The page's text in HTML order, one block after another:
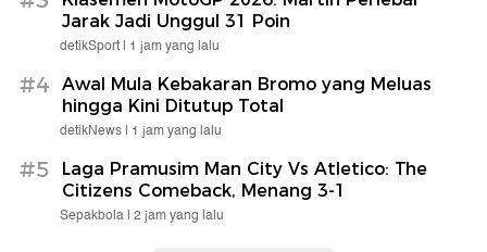
Jarak Jadi Unggul 31 Poin
detikSport | 1 jam yang lalu
#4
Awal Mula Kebakaran Bromo yang Meluas
hingga Kini Ditutup Total
detikNews | 1 jam yang lalu
#5
Laga Pramusim Man City Vs Atletico: The
Citizens Comeback, Menang 3-1
Sepakbola | 2 jam yang lalu